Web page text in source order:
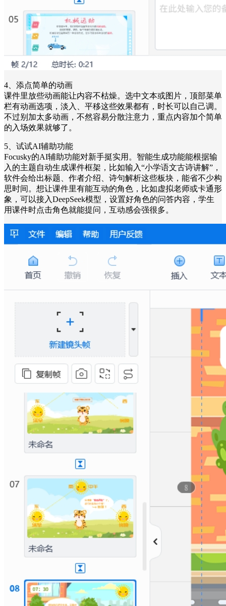
4、添点简单的动画
课件里放些动画能让内容不枯燥。选中文本或图片，顶部菜单
栏有动画选项，淡入、平移这些效果都有，时长可以自己调。
不过别加太多动画，不然容易分散注意力，重点内容加个简单
的入场效果就够了。
5、试试AI辅助功能
Focusky的AI辅助功能对新手挺实用。智能生成功能能根据输
入的主题自动生成课件框架，比如输入“小学语文古诗讲解”，
软件会给出标题、作者介绍、诗句解析这些板块，能省不少构
思时间。想让课件里有能互动的角色，比如虚拟老师或卡通形
象，可以接入DeepSeek模型，设置好角色的问答内容，学生
用课件时点击角色就能提问，互动感会强很多。